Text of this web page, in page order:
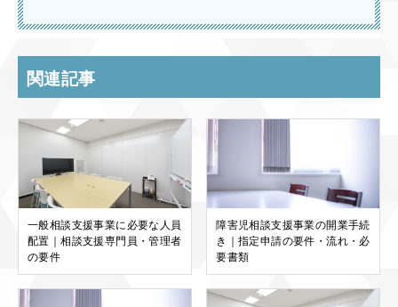
関連記事
一般相談支援事業に必要な人員
配置｜相談支援専門員・管理者
の要件
障害児相談支援事業の開業手続
き｜指定申請の要件・流れ・必
要書類